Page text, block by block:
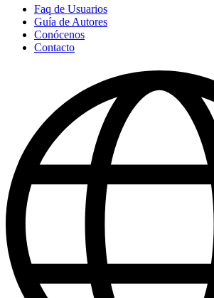
Faq de Usuarios
Guía de Autores
Conócenos
Contacto